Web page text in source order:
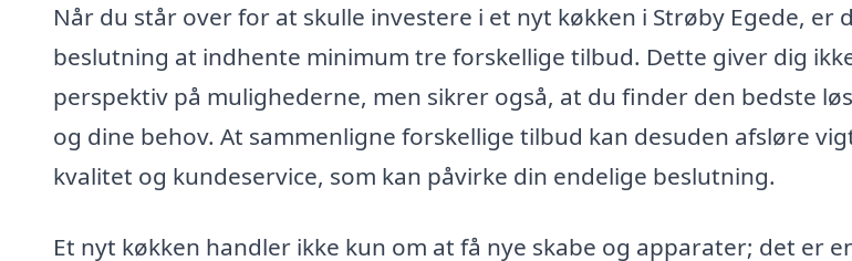
Når du står over for at skulle investere i et nyt køkken i Strøby Egede, er
beslutning at indhente minimum tre forskellige tilbud. Dette giver dig
perspektiv på mulighederne, men sikrer også, at du finder den bedste
og dine behov. At sammenligne forskellige tilbud kan desuden afsløre
kvalitet og kundeservice, som kan påvirke din endelige beslutning.
Et nyt køkken handler ikke kun om at få nye skabe og apparater; det er